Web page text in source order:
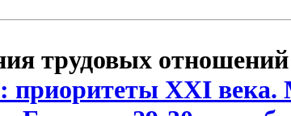
трудовых отношений
приоритеты XXI